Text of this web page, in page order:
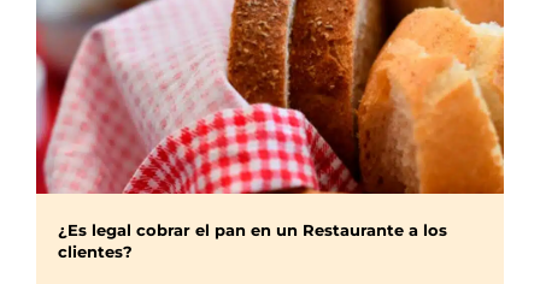
¿Es legal cobrar el pan en un Restaurante a los
clientes?